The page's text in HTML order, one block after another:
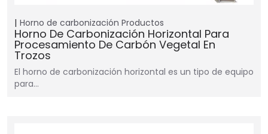
Horno de carbonización Productos
Horno De Carbonización Horizontal Para
Procesamiento De Carbón Vegetal En
Trozos
El horno de carbonización horizontal es un tipo de equipo
para…